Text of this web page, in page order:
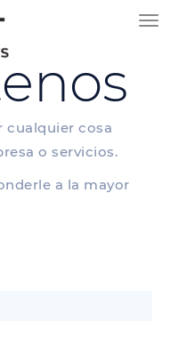
cualquier cosa
o servicios.
a la mayor